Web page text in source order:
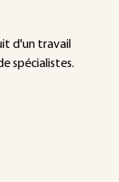
d'un travail
spécialistes.